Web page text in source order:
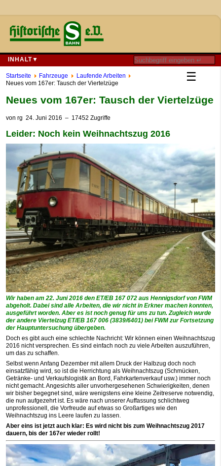
INHALT▼
☰
Startseite Fahrzeuge
Laufende Arbeiten
Neues vom 167er: Tausch der Viertelzüge
Neues vom 167er: Tausch der Viertelzüge
von rg 24. Juni 2016 – 17452 Zugriffe
Leider: Noch kein Weihnachtszug 2016
Wir haben am 22. Juni 2016 den ET/EB 167 072 aus Hennigsdorf von FWM
abgeholt. Dabei sind alle Arbeiten, die wir nicht in Erkner machen konnten,
ausgeführt worden. Aber es ist noch genug für uns zu tun. Zugleich wurde
der andere Viertelzug ET/EB 167 006 (3839/6401) bei FWM zur Fortsetzung
der Hauptuntersuchung übergeben.
Doch es gibt auch eine schlechte Nachricht: Wir können einen Weihnachtszug
2016 nicht versprechen. Es sind einfach noch zu viele Arbeiten auszuführen,
um das zu schaffen.
Selbst wenn Anfang Dezember mit allem Druck der Halbzug doch noch
einsatzfähig wird, so ist die Herrichtung als Weihnachtszug (Schmücken,
Getränke- und Ver­kaufs­lo­gistik an Bord, Fahrkartenverkauf usw.) immer noch
nicht gemacht. Angesichts aller unvorhergesehenen Schwierigkeiten, denen
wir bisher begegnet sind, wäre wenigstens eine kleine Zeitreserve notwendig,
die nun aufgezehrt ist. Es wäre nach unserer Auffassung schlichtweg
unprofessionell, die Vorfreude auf etwas so Großartiges wie den
Weihnachtszug ins Leere laufen zu lassen.
Aber eins ist jetzt auch klar: Es wird nicht bis zum Weihnachtszug 2017
dauern, bis der 167er wieder rollt!